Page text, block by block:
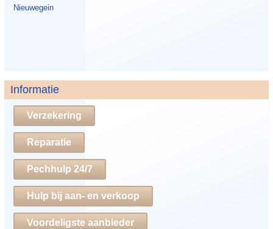
Nieuwegein
Informatie
Verzekering
Reparatie
Pechhulp 24/7
Hulp bij aan- en verkoop
Voordeligste aanbieder